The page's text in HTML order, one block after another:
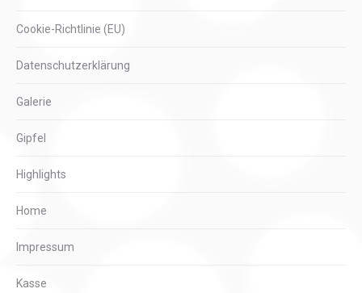
Cookie-Richtlinie (EU)
Datenschutzerklärung
Galerie
Gipfel
Highlights
Home
Impressum
Kasse